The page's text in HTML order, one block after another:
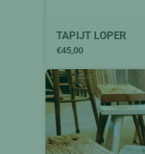
TAPIJT LOPER
€45,00